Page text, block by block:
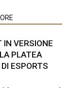
IN VERSIONE
PLATEA
ESPORTS